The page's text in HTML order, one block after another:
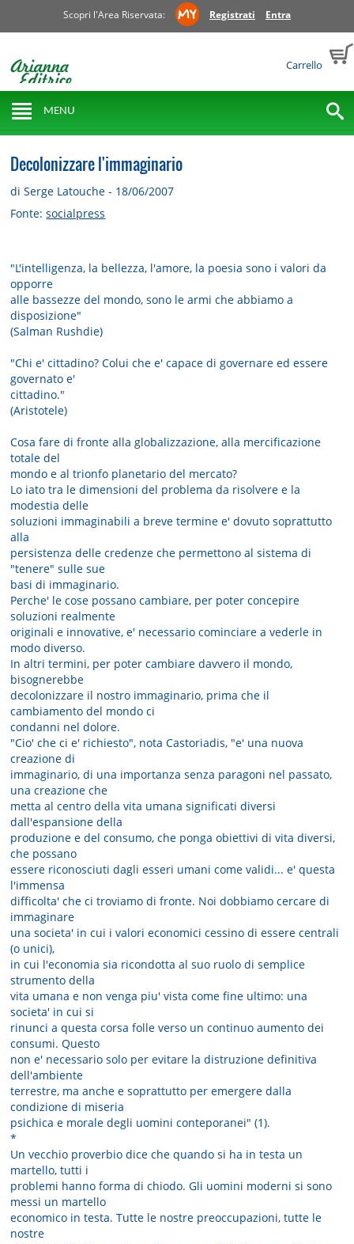
Scopri l'Area Riservata: Registrati Entra
Carrello
MENU
Decolonizzare l'immaginario
di Serge Latouche - 18/06/2007
Fonte:socialpress
"L'intelligenza, la bellezza, l'amore, la poesia sono i valori da
opporre
alle bassezze del mondo, sono le armi che abbiamo a
disposizione"
(Salman Rushdie)
"Chi e' cittadino? Colui che e' capace di governare ed essere
governato e'
cittadino."
(Aristotele)
Cosa fare di fronte alla globalizzazione, alla mercificazione
totale del
mondo e al trionfo planetario del mercato?
Lo iato tra le dimensioni del problema da risolvere e la
modestia delle
soluzioni immaginabili a breve termine e' dovuto soprattutto
alla
persistenza delle credenze che permettono al sistema di
"tenere" sulle sue
basi di immaginario.
Perche' le cose possano cambiare, per poter concepire
soluzioni realmente
originali e innovative, e' necessario cominciare a vederle in
modo diverso.
In altri termini, per poter cambiare davvero il mondo,
bisognerebbe
decolonizzare il nostro immaginario, prima che il
cambiamento del mondo ci
condanni nel dolore.
"Cio' che ci e' richiesto", nota Castoriadis, "e' una nuova
creazione di
immaginario, di una importanza senza paragoni nel passato,
una creazione che
metta al centro della vita umana significati diversi
dall'espansione della
produzione e del consumo, che ponga obiettivi di vita diversi,
che possano
essere riconosciuti dagli esseri umani come validi... e' questa
l'immensa
difficolta' che ci troviamo di fronte. Noi dobbiamo cercare di
immaginare
una societa' in cui i valori economici cessino di essere centrali
(o unici),
in cui l'economia sia ricondotta al suo ruolo di semplice
strumento della
vita umana e non venga piu' vista come fine ultimo: una
societa' in cui si
rinunci a questa corsa folle verso un continuo aumento dei
consumi. Questo
non e' necessario solo per evitare la distruzione definitiva
dell'ambiente
terrestre, ma anche e soprattutto per emergere dalla
condizione di miseria
psichica e morale degli uomini conteporanei" (1).
*
Un vecchio proverbio dice che quando si ha in testa un
martello, tutti i
problemi hanno forma di chiodo. Gli uomini moderni si sono
messi un martello
economico in testa. Tutte le nostre preoccupazioni, tutte le
nostre